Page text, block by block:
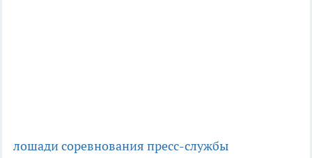
лошадисоревнования пресс-службы